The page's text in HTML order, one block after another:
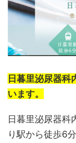
日暮里泌尿器科
います。
日暮里泌尿器科
り駅から徒歩6